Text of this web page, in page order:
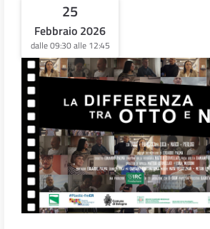
25
Febbraio 2026
dalle 09:30 alle 12:45